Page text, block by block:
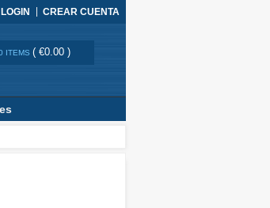
LOGIN CREAR CUENTA
ITEMS ( €0.00 )